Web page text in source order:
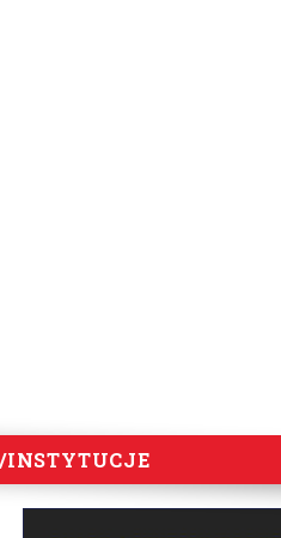
INSTYTUCJE